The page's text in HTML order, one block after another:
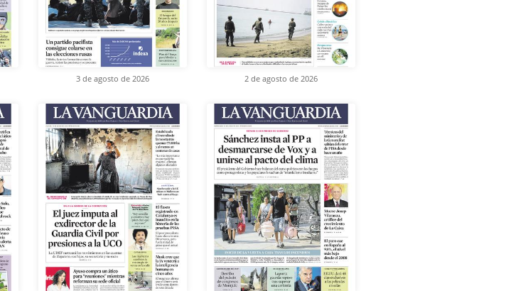
3 de agosto de 2026 2 de agosto de 2026